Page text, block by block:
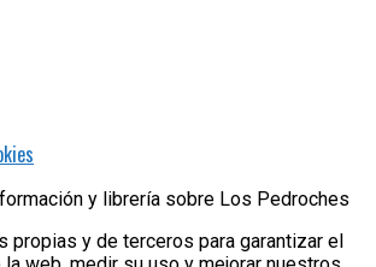
y librería sobre Los Pedroches
propias y de terceros para garantizar el